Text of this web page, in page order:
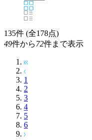
135件 (全178点)
49件から72件まで表示
1
2
3
4
5
6